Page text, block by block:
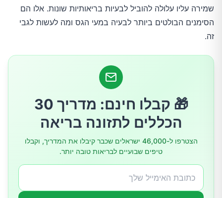
1.מים
2.סיבים
שמירה עליו עלולה להוביל לבעיות בריאותיות שונות. אלו הם
הסימנים הבולטים ביותר לבעיה במעי הגס ומה לעשות לגבי
זה.
🎁 קבלו חינם: מדריך 30
הכללים לתזונה בריאה
הצטרפו ל-46,000 ישראלים שכבר קיבלו את המדריך, וקבלו
טיפים שבועיים לבריאות טובה יותר.